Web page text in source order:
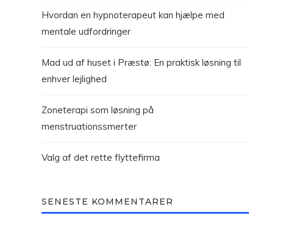
Hvordan en hypnoterapeut kan hjælpe med
mentale udfordringer
Mad ud af huset i Præstø: En praktisk løsning til
enhver lejlighed
Zoneterapi som løsning på
menstruationssmerter
Valg af det rette flyttefirma
SENESTE KOMMENTARER